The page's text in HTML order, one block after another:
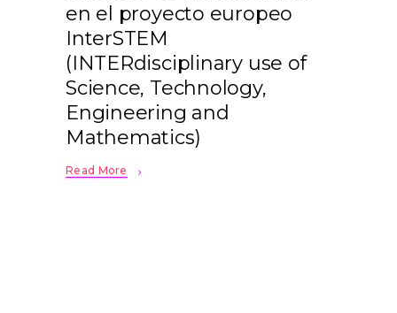
en el proyecto europeo
InterSTEM
(INTERdisciplinary use of
Science, Technology,
Engineering and
Mathematics)
Read More